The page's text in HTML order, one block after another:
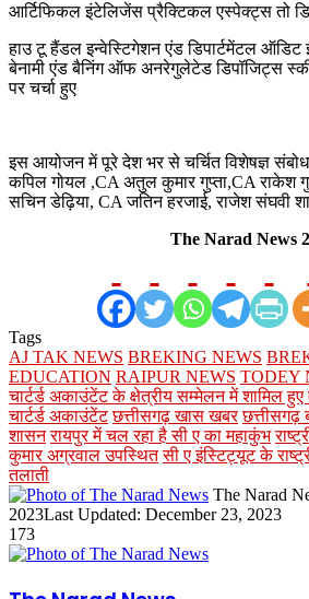
आर्टिफिकल इंटेलिजेंस प्रैक्टिकल एस्पेक्ट्स तो
हाउ टू हैंडल इन्वेस्टिगेशन एंड डिपार्टमेंटल ऑडिट
बेनामी एंड बैनिंग ऑफ अनरेगुलेटेड डिपॉजिट्स
पर चर्चा हुए
इस आयोजन में पूरे देश भर से चर्चित विशेषज्ञ
कपिल गोयल ,CA अतुल कुमार गुप्ता,CA राकेश
सचिन डेढ़िया, CA जतिन हरजाई, राजेश संघवी
The Narad News
Tags
AJ TAK NEWS BREKING NEWS
EDUCATION RAIPUR NEWS TODEY
चार्टर्ड अकाउंटेंट के क्षेत्रीय सम्मेलन में शामिल
चार्टर्ड अकाउंटेंट छत्तीसगढ़ खास खबर छत्तीसगढ़
शासन रायपुर में चल रहा है सी ए का महाकुंभ
कुमार अग्रवाल उपस्थित सी ए इंस्टिट्यूट के
तलाती
The Narad
2023Last Updated: December 23, 2023
173